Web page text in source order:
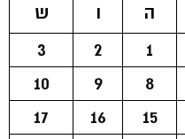
ה ו
ש
1
2
3
8
9
10
15
16
17